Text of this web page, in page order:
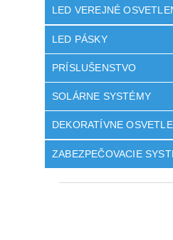
LED VEREJNÉ
LED PÁSKY
PRÍSLUŠENSTVO
SOLÁRNE SYSTÉMY
DEKORATÍVNE
ZABEZPEČOVACIE